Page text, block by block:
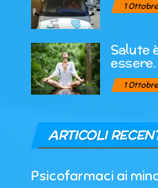
1
Salute
essere.
1
ARTICOLI
Psicofarmaci ai